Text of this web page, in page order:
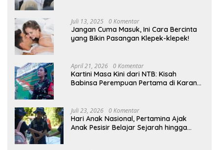
Juli 13, 2025 0 Komentar
Jangan Cuma Masuk, Ini Cara Bercinta
yang Bikin Pasangan Klepek-klepek!
April 21, 2026 0 Komentar
Kartini Masa Kini dari NTB: Kisah
Babinsa Perempuan Pertama di Karang
Juli 23, 2026 0 Komentar
Hari Anak Nasional, Pertamina Ajak
Anak Pesisir Belajar Sejarah hingga